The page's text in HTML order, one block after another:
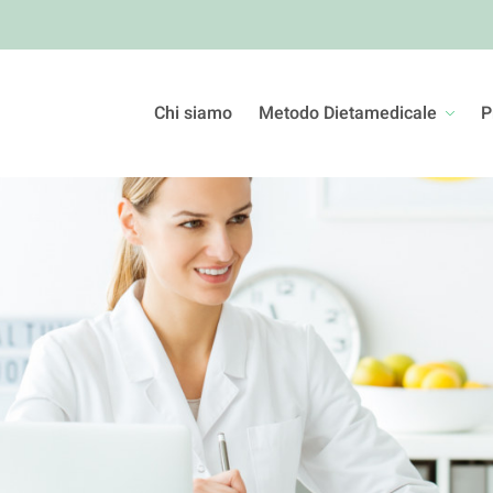
Chi siamo Metodo Dietamedicale